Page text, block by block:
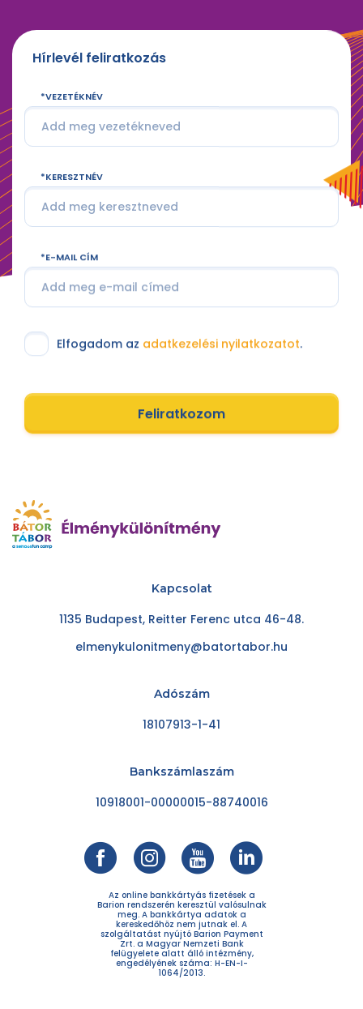
Hírlevél feliratkozás
VEZETÉKNÉV
KERESZTNÉV
E-MAIL CÍM
Elfogadom az adatkezelési nyilatkozatot.
Feliratkozom
Kapcsolat
1135 Budapest, Reitter Ferenc utca 46-48.
elmenykulonitmeny@batortabor.hu
Adószám
18107913-1-41
Bankszámlaszám
10918001-00000015-88740016
Az online bankkártyás fizetések a
Barion rendszerén keresztül valósulnak
meg. A bankkártya adatok a
kereskedőhöz nem jutnak el. A
szolgáltatást nyújtó Barion Payment
Zrt. a Magyar Nemzeti Bank
felügyelete alatt álló intézmény,
engedélyének száma: H-EN-I-
1064/2013.